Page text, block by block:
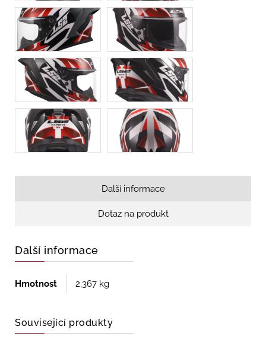
Další informace
Dotaz na produkt
Další informace
Hmotnost 2,367 kg
Související produkty